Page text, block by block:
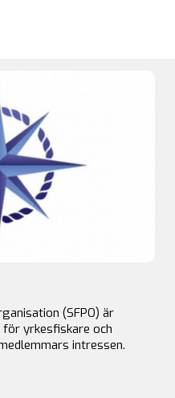
(SFPO) är
yrkesfiskare och
intressen.